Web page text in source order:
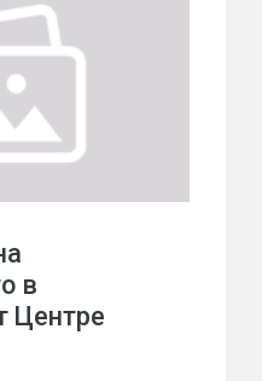
в
Центре